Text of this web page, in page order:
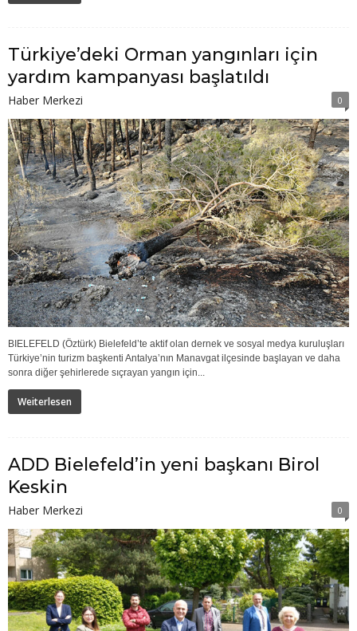
Türkiye’deki Orman yangınları için
yardım kampanyası başlatıldı
Haber Merkezi 0
BIELEFELD (Öztürk) Bielefeld’te aktif olan dernek ve sosyal medya kuruluşları
Türkiye’nin turizm başkenti Antalya’nın Manavgat ilçesinde başlayan ve daha
sonra diğer şehirlerede sıçrayan yangın için...
Weiterlesen
ADD Bielefeld’in yeni başkanı Birol
Keskin
Haber Merkezi 0